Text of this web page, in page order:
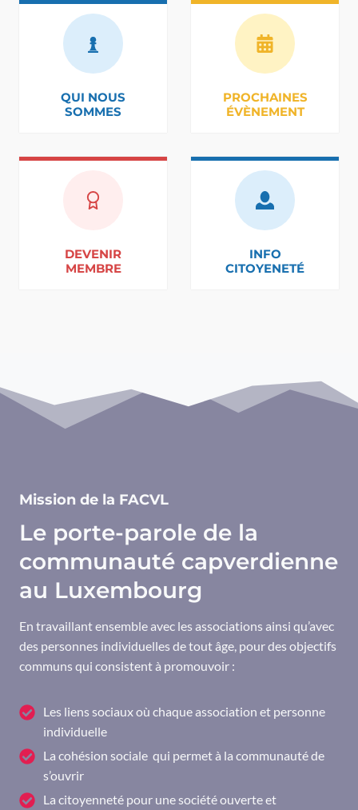
QUI NOUS
SOMMES
PROCHAINES
ÉVÈNEMENT
DEVENIR
MEMBRE
INFO
CITOYENETÉ
Mission de la FACVL
Le porte-parole de la
communauté capverdienne
au Luxembourg
En travaillant ensemble avec les associations ainsi qu’avec
des personnes individuelles de tout âge, pour des objectifs
communs qui consistent à promouvoir :
Les liens sociaux où chaque association et personne
individuelle
La cohésion sociale qui permet à la communauté de
s’ouvrir
La citoyenneté pour une société ouverte et